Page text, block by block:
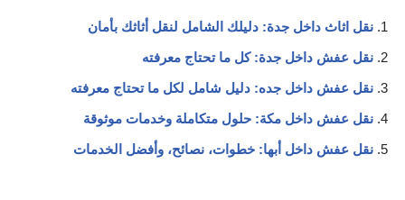
نقل اثاث داخل جدة: دليلك الشامل لنقل أثاثك بأمان
نقل عفش داخل جدة: كل ما تحتاج معرفته
نقل عفش داخل جده: دليل شامل لكل ما تحتاج معرفته
نقل عفش داخل مكة: حلول متكاملة وخدمات موثوقة
نقل عفش داخل أبها: خطوات، نصائح، وأفضل الخدمات